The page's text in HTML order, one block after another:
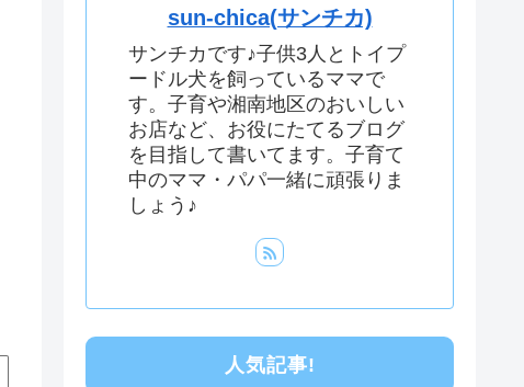
sun-chica(サンチカ)
サンチカです♪子供3人とトイプ
ードル犬を飼っているママで
す。子育や湘南地区のおいしい
お店など、お役にたてるブログ
を目指して書いてます。子育て
中のママ・パパ一緒に頑張りま
しょう♪
人気記事!